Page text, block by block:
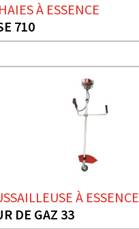
À ESSENCE
710
À ESSENCE
DE GAZ 33